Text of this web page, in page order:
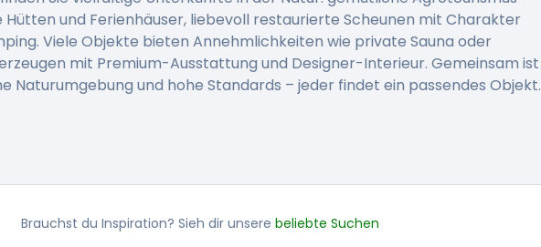
Hütten und Ferienhäuser, liebevoll restaurierte Scheunen mit Charakter
Viele Objekte bieten Annehmlichkeiten wie private Sauna oder
mit Premium-Ausstattung und Designer-Interieur. Gemeinsam ist
Naturumgebung und hohe Standards – jeder findet ein passendes Objekt.
Brauchst du Inspiration? Sieh dir unsere beliebte Suchen